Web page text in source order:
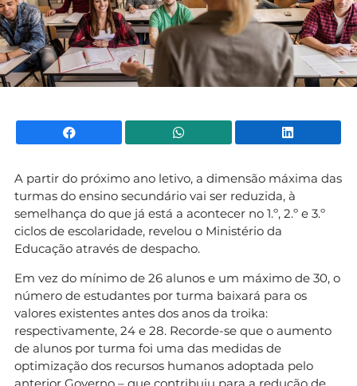
Facebook WhatsApp
A partir do próximo ano letivo, a dimensão máxima das
turmas do ensino secundário vai ser reduzida, à
semelhança do que já está a acontecer no 1.º, 2.º e 3.º
ciclos de escolaridade, revelou o Ministério da
Educação através de despacho.
Em vez do mínimo de 26 alunos e um máximo de 30, o
número de estudantes por turma baixará para os
valores existentes antes dos anos da troika:
respectivamente, 24 e 28. Recorde-se que o aumento
de alunos por turma foi uma das medidas de
optimização dos recursos humanos adoptada pelo